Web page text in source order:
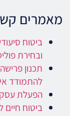
מאמרים
ביטוח
ובחירת
תכנון
להתמודד
הפעלת עסק
ביטוח